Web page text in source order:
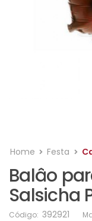
Home Festa
Balâo
Salsicha
Código: 392921